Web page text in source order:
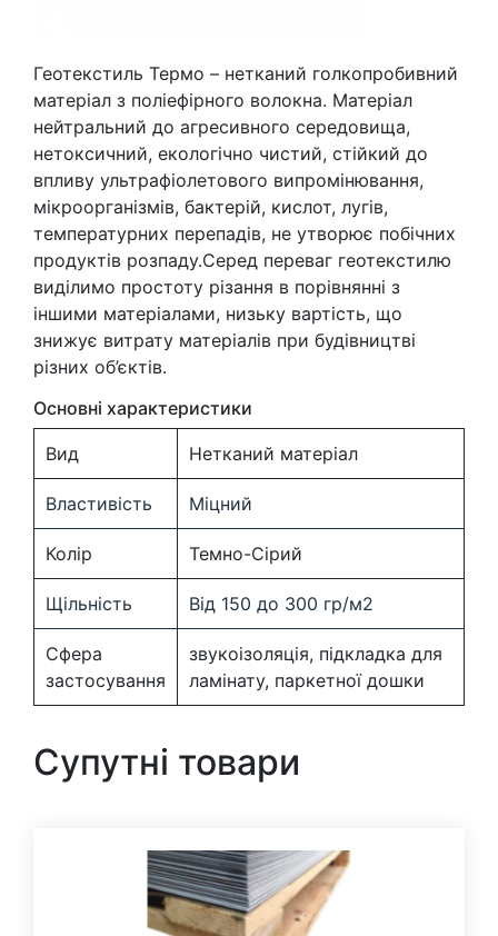
Геотекстиль Термо – нетканий голкопробивний
матеріал з поліефірного волокна. Матеріал
нейтральний до агресивного середовища,
нетоксичний, екологічно чистий, стійкий до
впливу ультрафіолетового випромінювання,
мікроорганізмів, бактерій, кислот, лугів,
температурних перепадів, не утворює побічних
продуктів розпаду.Серед переваг геотекстилю
виділимо простоту різання в порівнянні з
іншими матеріалами, низьку вартість, що
знижує витрату матеріалів при будівництві
різних об’єктів.
Основні характеристики
Вид Нетканий матеріал
Властивість Міцний
Колір Темно-Сірий
Щільність Від 150 до 300 гр/м2
Сфера
застосування
звукоізоляція, підкладка для
ламінату, паркетної дошки
Супутні товари